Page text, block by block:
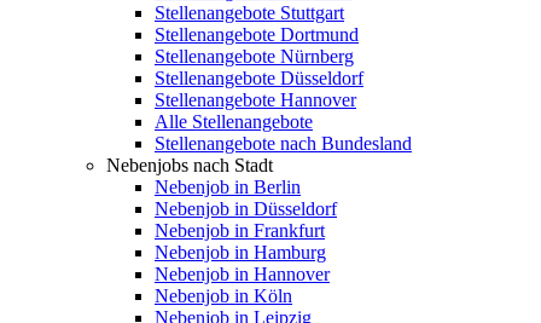
Stellenangebote Stuttgart
Stellenangebote Dortmund
Stellenangebote Nürnberg
Stellenangebote Düsseldorf
Stellenangebote Hannover
Alle Stellenangebote
Stellenangebote nach Bundesland
Nebenjobs nach Stadt
Nebenjob in Berlin
Nebenjob in Düsseldorf
Nebenjob in Frankfurt
Nebenjob in Hamburg
Nebenjob in Hannover
Nebenjob in Köln
Nebenjob in Leipzig